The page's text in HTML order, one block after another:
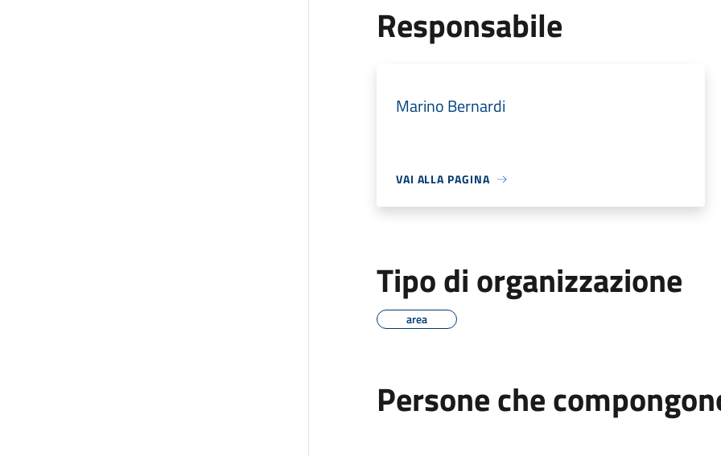
Responsabile
Marino Bernardi
VAI ALLA PAGINA
Tipo di organizzazione
area
Persone che